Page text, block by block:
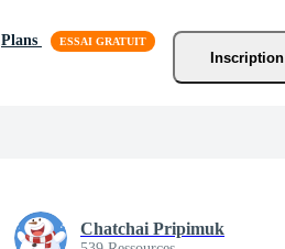
Plans
Inscription
Chatchai Pripimuk